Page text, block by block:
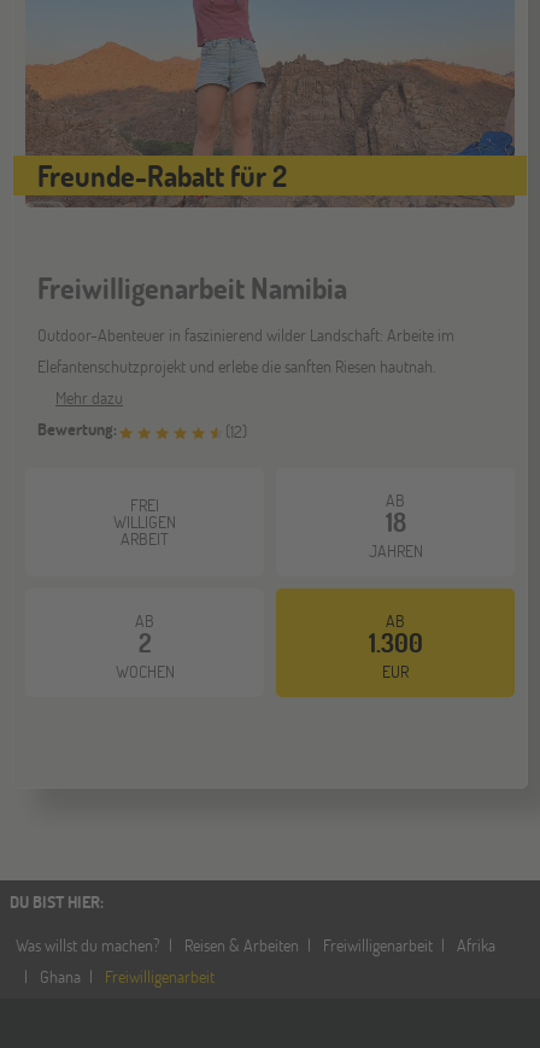
21
NOV
Münster
Jugendbildungsmesse JuBi
Freunde-Rabatt für 2
Freiwilligenarbeit Namibia
Outdoor-Abenteuer in faszinierend wilder Landschaft: Arbeite im
Elefantenschutzprojekt und erlebe die sanften Riesen hautnah.
Mehr dazu
Bewertung:
(12)
FREI
WILLIGEN
ARBEIT
AB
18
JAHREN
AB
2
WOCHEN
AB
1.300
EUR
DU BIST HIER:
Was willst du machen?
Reisen & Arbeiten Freiwilligenarbeit
Afrika
Ghana
Freiwilligenarbeit